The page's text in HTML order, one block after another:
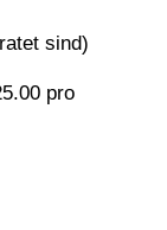
sind)
pro